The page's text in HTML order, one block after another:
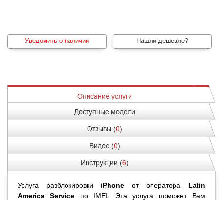
Уведомить о наличии Нашли дешевле?
Описание услуги
Доступные модели
Отзывы (0)
Видео (0)
Инструкции (6)
Услуга разблокировки iPhone от оператора Latin
America
Service по IMEI. Эта услуга поможет Вам